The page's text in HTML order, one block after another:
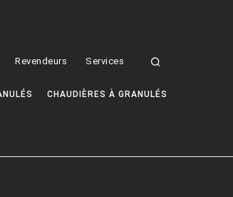
Revendeurs Services
CHAUDIÈRES À GRANULÉS